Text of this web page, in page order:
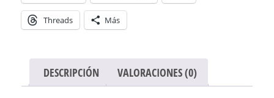
Threads Más
DESCRIPCIÓN VALORACIONES (0)